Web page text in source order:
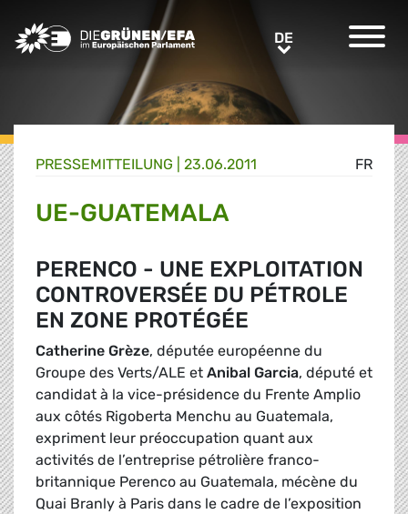
Greens/EFA Home DEDE
FR
PRESSE­MITTEILUNG 23.06.2011
UE-GUATEMALA
PERENCO - UNE EXPLOITATION
CONTROVERSÉE DU PÉTROLE
EN ZONE PROTÉGÉE
Catherine Grèze, députée européenne du
Groupe des Verts/ALE et Anibal Garcia, député et
candidat à la vice-présidence du Frente Amplio
aux côtés Rigoberta Menchu au Guatemala,
expriment leur préoccupation quant aux
activités de l’entreprise pétrolière franco-
britannique Perenco au Guatemala, mécène du
Quai Branly à Paris dans le cadre de l’exposition